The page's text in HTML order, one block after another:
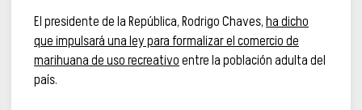
El presidente de la República, Rodrigo Chaves,ha dicho
que impulsará una ley para formalizar el comercio de
marihuana de uso recreativoentre la población adulta del
país.